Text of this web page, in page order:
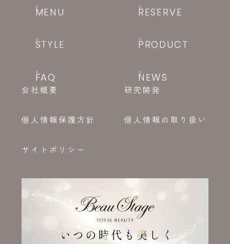
MENU RESERVE
STYLE PRODUCT
FAQ NEWS
会社概要 研究開発
個人情報保護方針 個人情報の取り扱い
サイトポリシー